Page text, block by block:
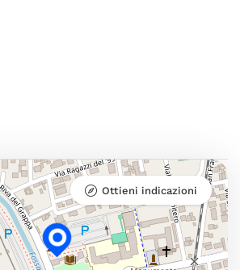
Ottieni indicazioni